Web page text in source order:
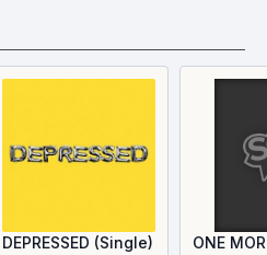
DEPRESSED (Single) ONE